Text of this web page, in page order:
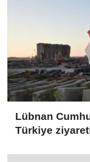
Lübnan
Türkiye